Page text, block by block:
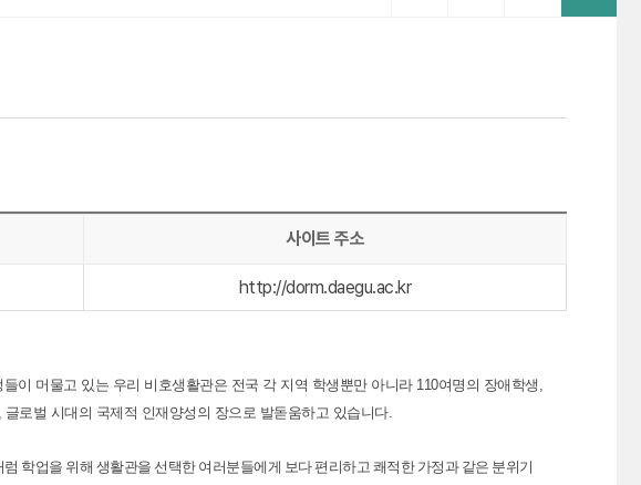
사이트 주소
http://dorm.daegu.ac.kr
이 머물고 있는 우리 비호생활관은 전국 각 지역 학생뿐만 아니라 110여명의 장애학생,
로벌 시대의 국제적 인재양성의 장으로 발돋움하고 있습니다.
학업을 위해 생활관을 선택한 여러분들에게 보다 편리하고 쾌적한 가정과 같은 분위기